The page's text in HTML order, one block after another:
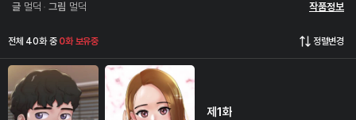
글 멀덕 그림 멀덕 작품정보
전체 40화 중 0화 보유중 정렬변경
제1화